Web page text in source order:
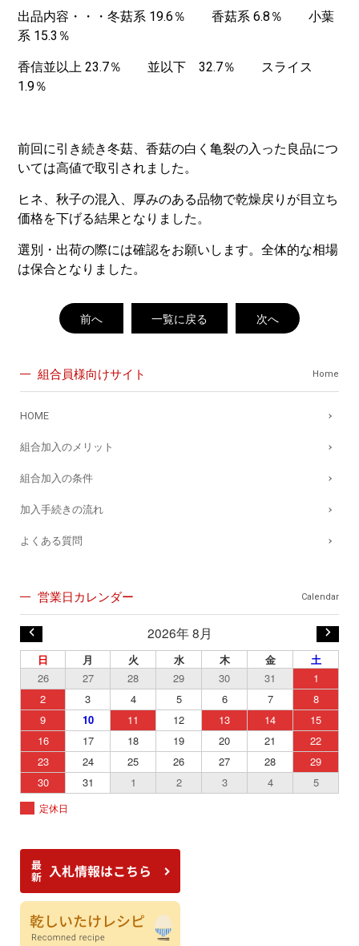
出品内容・・・冬菇系 19.6％ 香菇系 6.8％ 小葉
系 15.3％
香信並以上 23.7％ 並以下 32.7％ スライス
1.9％
前回に引き続き冬菇、香菇の白く亀裂の入った良品につ
いては高値で取引されました。
ヒネ、秋子の混入、厚みのある品物で乾燥戻りが目立ち
価格を下げる結果となりました。
選別・出荷の際には確認をお願いします。全体的な相場
は保合となりました。
前へ 一覧に戻る 次へ
組合員様向けサイト Home
HOME
組合加入のメリット
組合加入の条件
加入手続きの流れ
よくある質問
営業日カレンダー Calendar
2026年 8月
日 月 火 水 木 金
土
26
27 28 29 30 31
1
2
3 4 5 6 7
8
9
10 11 12 13 14
15
16
17 18 19 20 21
22
23
24 25 26 27 28
29
30
31 1 2 3 4 5
定休日